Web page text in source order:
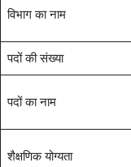
विभाग का नाम
पदों की संख्या
पदों का नाम
शैक्षणिक योग्यता